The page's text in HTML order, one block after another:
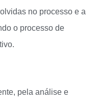
no processo e a
o processo de
pela análise e